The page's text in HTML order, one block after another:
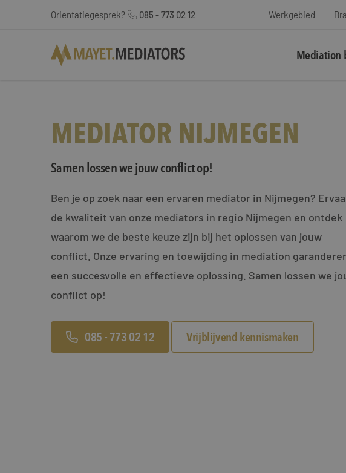
Orientatiegesprek? 085 - 773 02 12 Werkgebied
Mediation
MEDIATOR NIJMEGEN
Samen lossen we jouw conflict op!
Ben je op zoek naar een ervaren mediator in Nijmegen?
de kwaliteit van onze mediators in regio Nijmegen en ontdek
waarom we de beste keuze zijn bij het oplossen van jouw
conflict. Onze ervaring en toewijding in mediation
een succesvolle en effectieve oplossing. Samen lossen we
conflict op!
085 - 773 02 12 Vrijblijvend kennismaken